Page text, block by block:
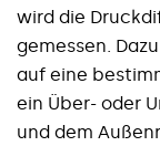
wird die
gemessen.
auf eine
ein Über- oder
und dem